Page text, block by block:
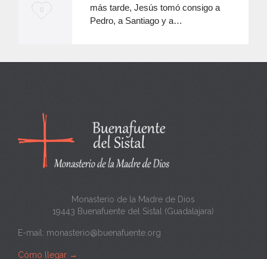
M
n
a
0
más tarde, Jesús tomó consigo a
Pedro, a Santiago y a…
Monasterio de la Madre de Dios
19443 Buenafuente del Sistal (Guadalajara)
E-mail: monasterio@buenafuente.org
Cómo llegar →